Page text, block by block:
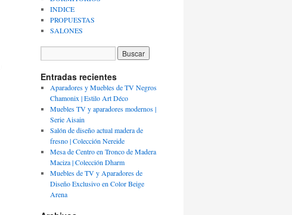
INDICE
PROPUESTAS
SALONES
Entradas recientes
Aparadores y Muebles de TV Negros
Chamonix | Estilo Art Déco
Muebles TV y aparadores modernos |
Serie Aisain
Salón de diseño actual madera de
fresno | Colección Nereide
Mesa de Centro en Tronco de Madera
Maciza | Colección Dharm
Muebles de TV y Aparadores de
Diseño Exclusivo en Color Beige
Arena